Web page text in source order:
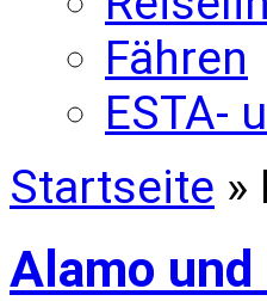
Fähren
ESTA-
Startseite »
Alamo